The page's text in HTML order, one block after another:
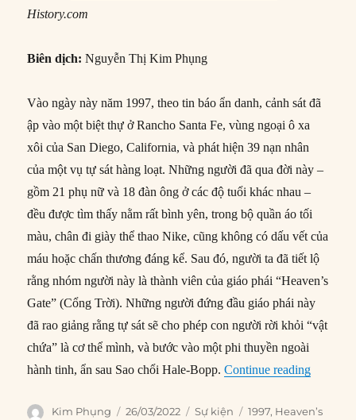
History.com
Biên dịch: Nguyễn Thị Kim Phụng
Vào ngày này năm 1997, theo tin báo ẩn danh, cảnh sát đã
ập vào một biệt thự ở Rancho Santa Fe, vùng ngoại ô xa
xôi của San Diego, California, và phát hiện 39 nạn nhân
của một vụ tự sát hàng loạt. Những người đã qua đời này –
gồm 21 phụ nữ và 18 đàn ông ở các độ tuổi khác nhau –
đều được tìm thấy nằm rất bình yên, trong bộ quần áo tối
màu, chân đi giày thể thao Nike, cũng không có dấu vết của
máu hoặc chấn thương đáng kể. Sau đó, người ta đã tiết lộ
rằng nhóm người này là thành viên của giáo phái “Heaven’s
Gate” (Cổng Trời). Những người đứng đầu giáo phái này
đã rao giảng rằng tự sát sẽ cho phép con người rời khỏi “vật
chứa” là cơ thể mình, và bước vào một phi thuyền ngoài
hành tinh, ẩn sau Sao chổi Hale-Bopp.Continue reading“26/03/
Author
Kim Phụng
Posted
26/03/2022 Categories
Sự kiện Tags
1997, Heaven’s